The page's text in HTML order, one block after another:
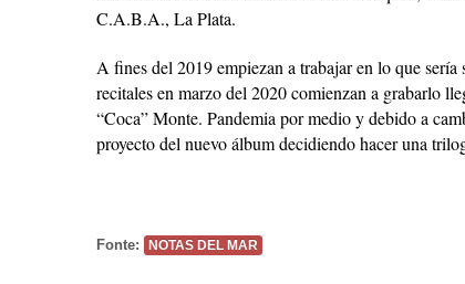
C.A.B.A., La Plata.
A fines del 2019 empiezan a trabajar en lo que
recitales en marzo del 2020 comienzan a grabarlo
“Coca” Monte. Pandemia por medio y debido a
proyecto del nuevo álbum decidiendo hacer una
Fonte: NOTAS DEL MAR